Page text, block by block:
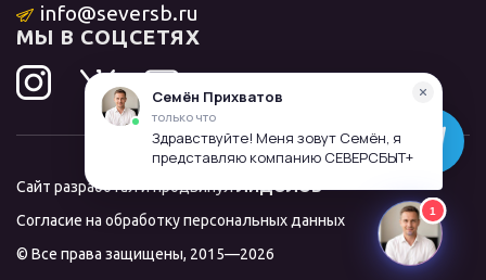
info@seversb.ru
МЫ В СОЦСЕТЯХ
Сайт разработал и продвинулЛИДОЛОВ
Согласие на обработку персональных данных
© Все права защищены, 2015—2026